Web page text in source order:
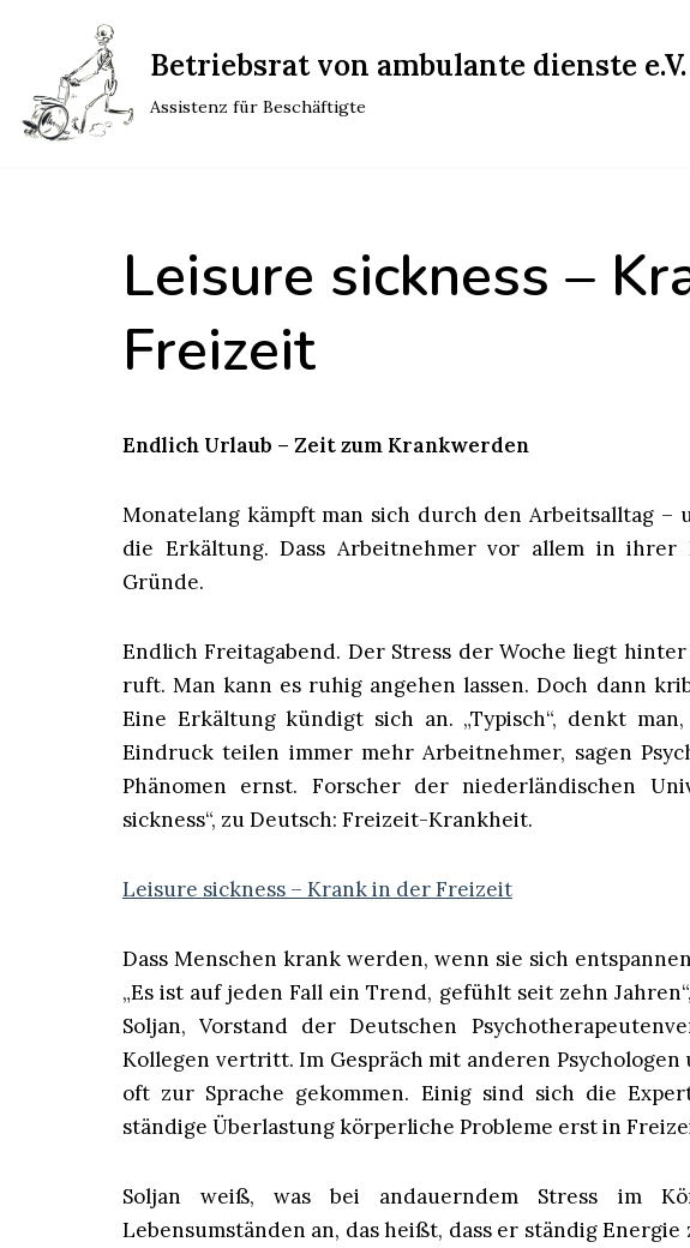
Inhalt
springen
Betriebsrat von ambulante dienste e.V.
Assistenz für Beschäftigte
Leisure sickness –
Freizeit
Endlich Urlaub – Zeit zum Krankwerden
Monatelang kämpft man sich durch den Arbeitsalltag –
die Erkältung. Dass Arbeitnehmer vor allem in
Gründe.
Endlich Freitagabend. Der Stress der Woche liegt
ruft. Man kann es ruhig angehen lassen. Doch dann
Eine Erkältung kündigt sich an. „Typisch“, denkt
Eindruck teilen immer mehr Arbeitnehmer, sagen
Phänomen ernst. Forscher der niederländischen
sickness“, zu Deutsch: Freizeit-Krankheit.
Leisure sickness – Krank in der Freizeit
Dass Menschen krank werden, wenn sie sich
„Es ist auf jeden Fall ein Trend, gefühlt seit zehn
Soljan, Vorstand der Deutschen
Kollegen vertritt. Im Gespräch mit anderen Psychologen
oft zur Sprache gekommen. Einig sind sich die
ständige Überlastung körperliche Probleme erst in
Soljan weiß, was bei andauerndem Stress im
Lebensumständen an, das heißt, dass er ständig